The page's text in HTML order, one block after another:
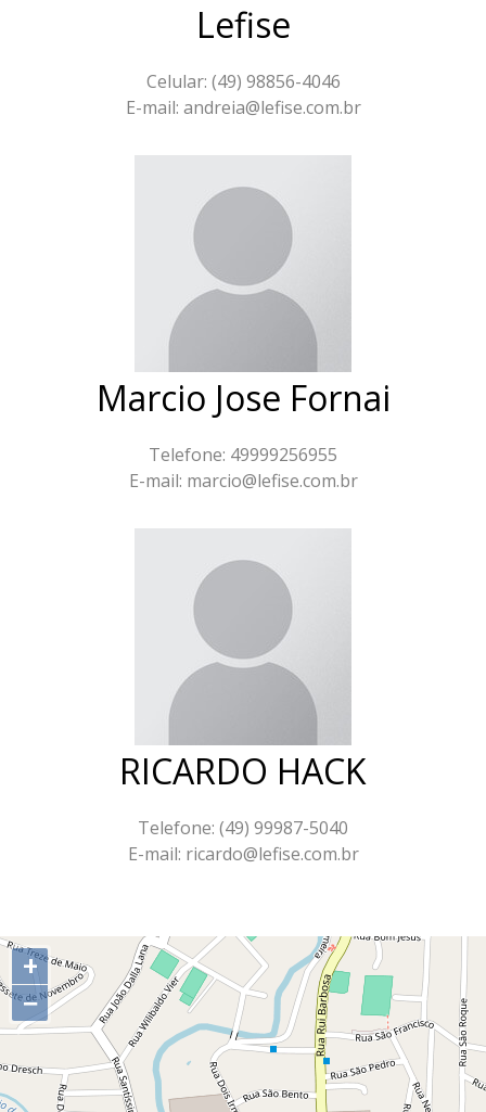
Lefise
Celular: (49) 98856-4046
E-mail: andreia@lefise.com.br
Marcio Jose Fornai
Telefone: 49999256955
E-mail: marcio@lefise.com.br
RICARDO HACK
Telefone: (49) 99987-5040
E-mail: ricardo@lefise.com.br
+
−